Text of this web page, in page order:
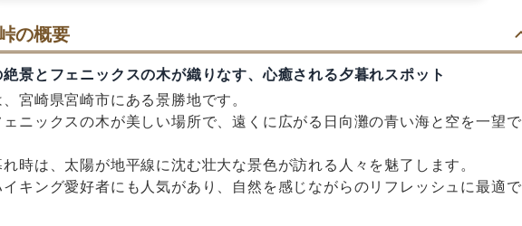
の概要
絶景とフェニックスの木が織りなす、心癒される夕暮れスポット
宮崎県宮崎市にある景勝地です。
ェニックスの木が美しい場所で、遠くに広がる日向灘の青い海と空を一望で
時は、太陽が地平線に沈む壮大な景色が訪れる人々を魅了します。
キング愛好者にも人気があり、自然を感じながらのリフレッシュに最適で